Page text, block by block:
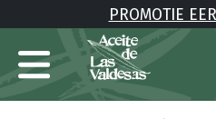
PROMOTIE